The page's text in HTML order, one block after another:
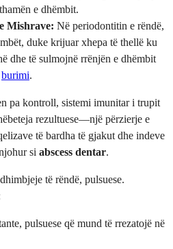
e dhëmbit.
Mishrave: Në periodontitin e rëndë,
duke krijuar xhepa të thellë ku
dhe të sulmojnë rrënjën e dhëmbit
burimi.
pa kontroll, sistemi imunitar i trupit
rezultuese—një përzierje e
të bardha të gjakut dhe indeve
si abscess dentar.
të rëndë, pulsuese.
pulsuese që mund të rrezatojë në